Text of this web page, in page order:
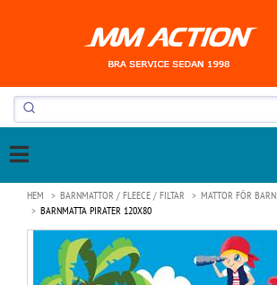
HEM BARNMATTOR / FLEECE / FILTAR
MATTOR FÖR BARN
BARNMATTA PIRATER 120X80